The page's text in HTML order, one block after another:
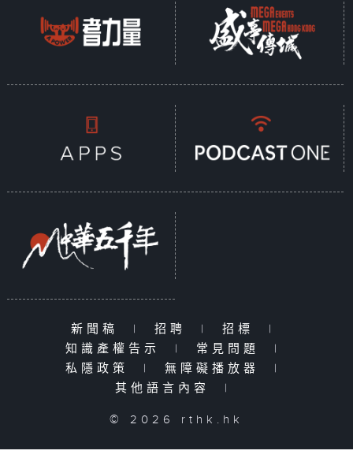
新聞稿 | 招聘 | 招標
|
知識產權告示
| 常見問題
|
私隱政策
| 無障礙播放器
|
其他語言內容
|
© 2026 rthk.hk